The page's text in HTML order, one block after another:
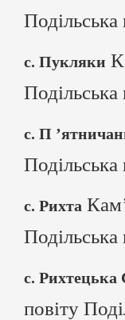
Подільська
с. Пукляки
Подільська
с. П
Подільська
с. Рихта
Подільська
с. Рихтецька
повіту